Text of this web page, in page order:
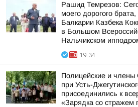
Рашид Темрезов:
моего дорогого
Балкарии Казбека
в Большом
Нальчикском
19:34
Полицейские и члены
при Усть-
присоединились к
«Зарядка со стражем